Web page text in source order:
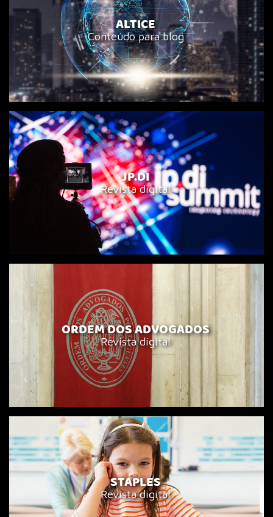
ALTICE
Conteúdo para blog
JP.DI
Revista digital
ORDEM DOS ADVOGADOS
Revista digital
STAPLES
Revista digital